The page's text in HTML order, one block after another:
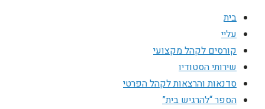
בית
עליי
קורסים לקהל מקצועי
שירותי הסטודיו
סדנאות והרצאות לקהל הפרטי
הספר “להרגיש בית”